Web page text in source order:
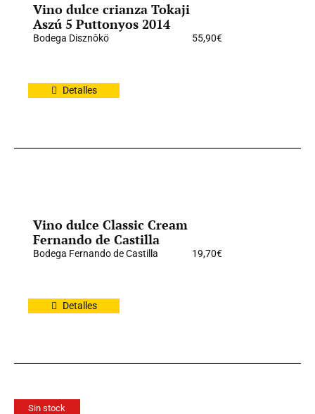
Vino dulce crianza Tokaji
Aszú 5 Puttonyos 2014
Bodega Disznôkö 55,90€
Detalles
Vino dulce Classic Cream
Fernando de Castilla
Bodega Fernando de Castilla 19,70€
Detalles
Sin stock